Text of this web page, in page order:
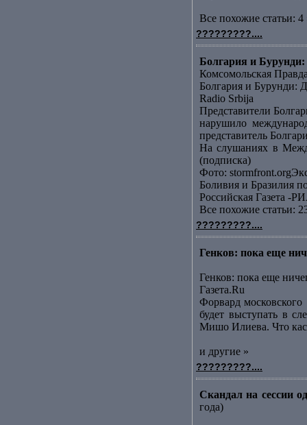
Все похожие статьи: 4
?????????....
Болгария и Бурунди:
Комсомольская
Болгария и Бурунди:
Radio Srbija
Представители
нарушило
представитель
На слушаниях в
(подписка)
Фото:
Боливия и Бразилия
Российская Газета -
Все похожие статьи:
?????????....
Генков: пока еще
Генков: пока еще
Газета.Ru
Форвард
будет выступать в
Мишо Илиева. Что
и другие »
?????????....
Скандал на сессии
года)